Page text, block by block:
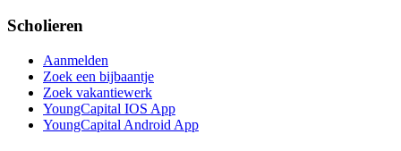
Scholieren
Aanmelden
Zoek een bijbaantje
Zoek vakantiewerk
YoungCapital IOS App
YoungCapital Android App